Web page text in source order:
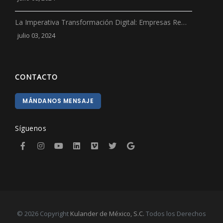
La Imperativa Transformación Digital: Empresas Re…
julio 03, 2024
CONTACTO
MÁNDANOS MENSAJE
Síguenos
© 2026 Copyright Kulander de México, S.C. Todos los Derechos